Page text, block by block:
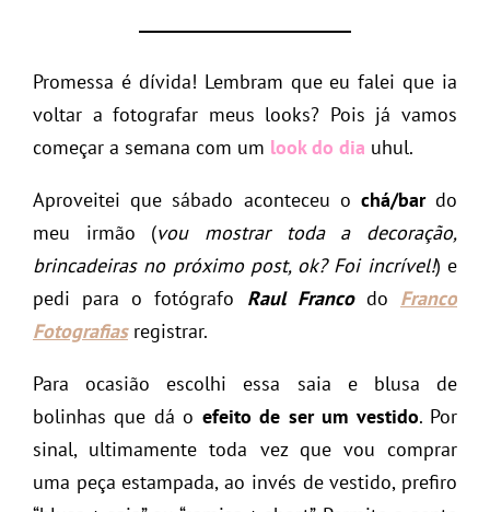
Promessa é dívida! Lembram que eu falei que ia
voltar a fotografar meus looks? Pois já vamos
começar a semana com um look do dia uhul.
Aproveitei que sábado aconteceu o chá/bardo
meu irmão (vou mostrar toda a decoração,
brincadeiras no próximo post, ok? Foi incrível!) e
pedi para o fotógrafo Raul Francodo Franco
Fotografiasregistrar.
Para ocasião escolhi essa saia e blusa de
bolinhas que dá o efeito de ser um vestido. Por
sinal, ultimamente toda vez que vou comprar
uma peça estampada, ao invés de vestido, prefiro